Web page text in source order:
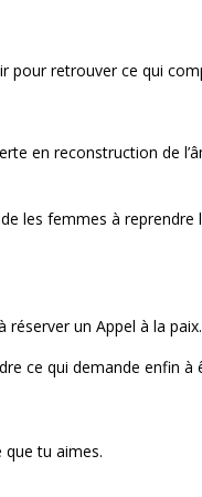
pour retrouver ce qui
en reconstruction de
les femmes à
un Appel à la paix.
ce qui demande enfin
que tu aimes.